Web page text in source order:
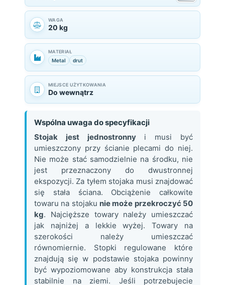
WAGA
20 kg
MATERIAŁ
Metal drut
MIEJSCE UŻYTKOWANIA
Do wewnątrz
Wspólna uwaga do specyfikacji
Stojak jest jednostronnyi musi być
umieszczony przy ścianie plecami do niej.
Nie może stać samodzielnie na środku, nie
jest przeznaczony do dwustronnej
ekspozycji. Za tyłem stojaka musi znajdować
się stała ściana. Obciążenie całkowite
towaru na stojaku nie może przekroczyć 50
kg. Najcięższe towary należy umieszczać
jak najniżej a lekkie wyżej. Towary na
szerokości należy umieszczać
równomiernie. Stopki regulowane które
znajdują się w podstawie stojaka powinny
być wypoziomowane aby konstrukcja stała
stabilnie na ziemi. Jeśli potrzebujecie